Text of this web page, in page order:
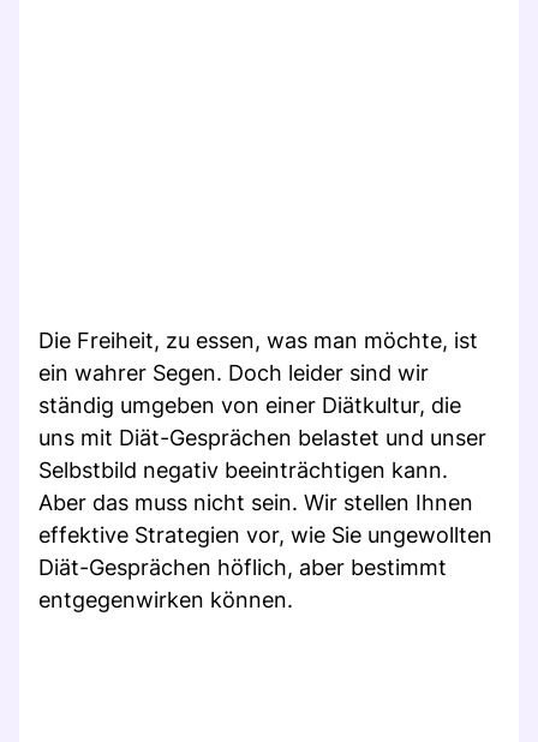
Die Freiheit, zu essen, was man möchte, ist
ein wahrer Segen. Doch leider sind wir
ständig umgeben von einer Diätkultur, die
uns mit Diät-Gesprächen belastet und unser
Selbstbild negativ beeinträchtigen kann.
Aber das muss nicht sein. Wir stellen Ihnen
effektive Strategien vor, wie Sie ungewollten
Diät-Gesprächen höflich, aber bestimmt
entgegenwirken können.